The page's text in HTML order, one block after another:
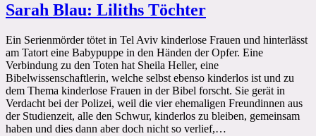
Sarah Blau: Liliths Töchter
Ein Serienmörder tötet in Tel Aviv kinderlose Frauen und hinterlässt
am Tatort eine Babypuppe in den Händen der Opfer. Eine
Verbindung zu den Toten hat Sheila Heller, eine
Bibelwissenschaftlerin, welche selbst ebenso kinderlos ist und zu
dem Thema kinderlose Frauen in der Bibel forscht. Sie gerät in
Verdacht bei der Polizei, weil die vier ehemaligen Freundinnen aus
der Studienzeit, alle den Schwur, kinderlos zu bleiben, gemeinsam
haben und dies dann aber doch nicht so verlief,…